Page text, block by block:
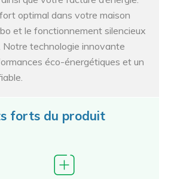
optimal dans votre maison
et le fonctionnement silencieux
Notre technologie innovante
éco-énergétiques et un
forts du produit